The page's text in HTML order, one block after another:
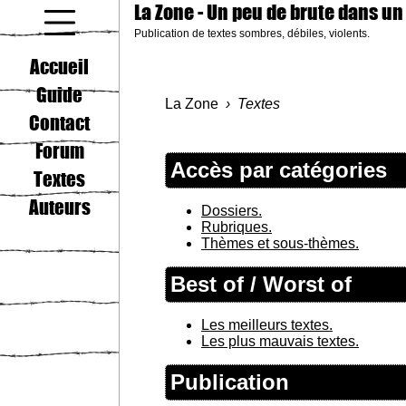
La Zone- Un peu de brute dans
Publication de textes sombres, débiles, violents.
Accueil
Guide
Contact
Forum
Textes
Auteurs
La Zone Textes
Accès par catégories
Dossiers.
Rubriques.
Thèmes et sous-thèmes.
Best of / Worst of
Les meilleurs textes.
Les plus mauvais textes.
Publication